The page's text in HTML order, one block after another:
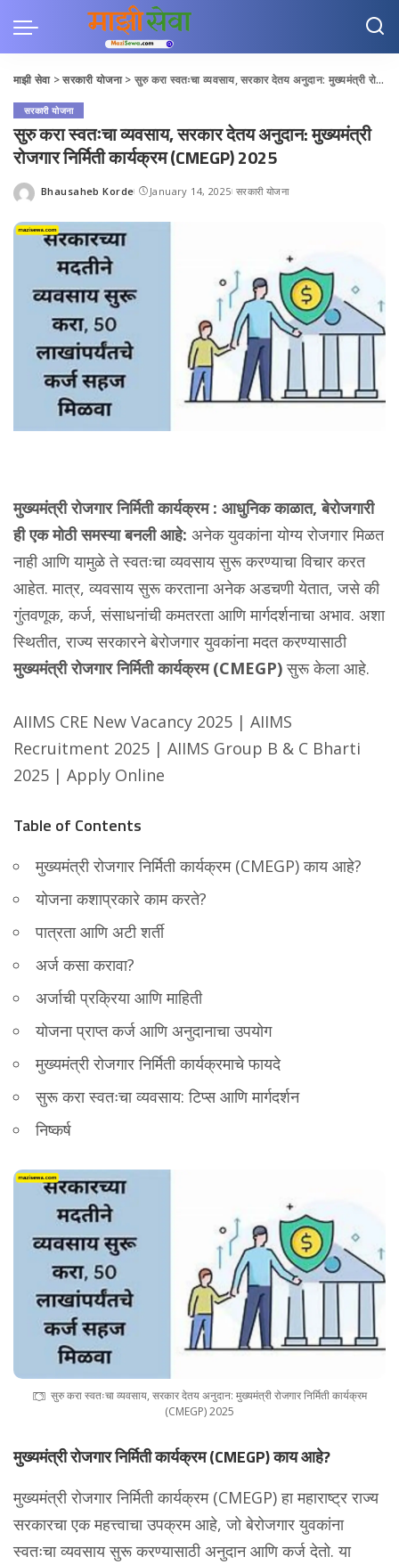
माझी सेवा>सरकारी योजना> सुरु करा स्वतःचा व्यवसाय, सरकार देतय अनुदान: मुख्यमंत्री रोजगार निर्मिती कार्यक्रम (CMEGP) 2025
सरकारी योजना
सुरु करा स्वतःचा व्यवसाय, सरकार देतय अनुदान: मुख्यमंत्री
रोजगार निर्मिती कार्यक्रम (CMEGP) 2025
Posted
Bhausaheb Korde January 14, 2025 सरकारी योजना
मुख्यमंत्री रोजगार निर्मिती कार्यक्रम : आधुनिक काळात, बेरोजगारी
ही एक मोठी समस्या बनली आहे: अनेक युवकांना योग्य रोजगार मिळत
नाही आणि यामुळे ते स्वतःचा व्यवसाय सुरू करण्याचा विचार करत
आहेत. मात्र, व्यवसाय सुरू करताना अनेक अडचणी येतात, जसे की
गुंतवणूक, कर्ज, संसाधनांची कमतरता आणि मार्गदर्शनाचा अभाव. अशा
स्थितीत, राज्य सरकारने बेरोजगार युवकांना मदत करण्यासाठी
मुख्यमंत्री रोजगार निर्मिती कार्यक्रम (CMEGP)सुरू केला आहे.
AIIMS CRE New Vacancy 2025 | AIIMS
Recruitment 2025 | AIIMS Group B & C Bharti
2025 | Apply Online
Table of Contents
मुख्यमंत्री रोजगार निर्मिती कार्यक्रम (CMEGP) काय आहे?
योजना कशाप्रकारे काम करते?
पात्रता आणि अटी शर्ती
अर्ज कसा करावा?
अर्जाची प्रक्रिया आणि माहिती
योजना प्राप्त कर्ज आणि अनुदानाचा उपयोग
मुख्यमंत्री रोजगार निर्मिती कार्यक्रमाचे फायदे
सुरू करा स्वतःचा व्यवसाय: टिप्स आणि मार्गदर्शन
निष्कर्ष
सुरु करा स्वतःचा व्यवसाय, सरकार देतय अनुदान: मुख्यमंत्री रोजगार निर्मिती कार्यक्रम
(CMEGP) 2025
मुख्यमंत्री रोजगार निर्मिती कार्यक्रम (CMEGP) काय आहे?
मुख्यमंत्री रोजगार निर्मिती कार्यक्रम (CMEGP) हा महाराष्ट्र राज्य
सरकारचा एक महत्त्वाचा उपक्रम आहे, जो बेरोजगार युवकांना
स्वतःचा व्यवसाय सुरू करण्यासाठी अनुदान आणि कर्ज देतो. या